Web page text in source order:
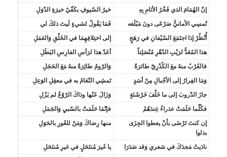
إنّ الهُمَامَ الذي فَخْرُ الأنَامِ بِهِ
خيرُ السّيوفِ بكَفّيْ خيرَةِ الدّوَلِ
تُمسِي الأمانيُّ صَرْعَى دونَ مَبْلَغه
فَمَا يَقُولُ لشيءٍ لَيتَ ذلكَ لي
أُنْظُرْ إذا اجتَمَعَ السّيْفانِ في رَهَجٍ
إلى اختِلافِهِمَا في الخَلْقِ وَالعَمَلِ
هذا المُعَدُّ لرَيْبِ الدّهْرِ مُنْصَلِتاً
أعَدّ هذا لرَأسِ الفارِسِ البَطَلِ
فالعُرْبُ منهُ معَ الكُدْرِيّ طائرَةٌ
وَالرّومُ طائِرَةٌ منهُ مَعَ الحَجَلِ
وَمَا الفِرارُ إلى الأجْبالِ مِنْ أسَدٍ
تَمشِي النّعَامُ به في معقِلِ الوَعِلِ
جازَ الدّروبَ إلى ما خَلْفَ خَرْشَنَةٍ
وَزَالَ عَنْها وذاكَ الرّوْعُ لم يَزُلِ
فكُلّما حَلَمَتْ عذراءُ عِندَهُمُ
فإنّمَا حَلَمَتْ بالسّبيِ وَالجَمَلِ
إن كنتَ تَرْضَى بأنْ يعطوا الجِزَى
بذلوا
منها رِضاكَ وَمَنْ للعُورِ بالحَوَلِ
نادَيتُ مَجدَكَ في شعري وَقد صَدَرَا
يا غَيرَ مُنتَحَلٍ في غيرِ مُنتَحَلِ